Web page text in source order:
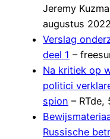
Jeremy
augustus 2022
Verslag
deel 1 –
Na kritiek op
politici
spion – RTde,
Russische